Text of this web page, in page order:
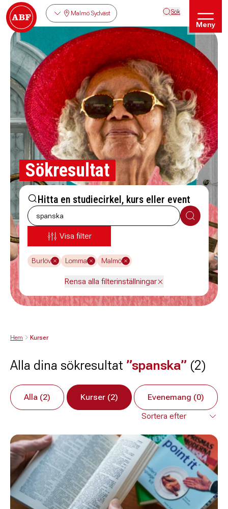
Malmö Sydväst Sök
Meny
Sökresultat
Hitta en studiecirkel, kurs eller event
Sök
Visa filter
Burlöv Lomma Malmö
Rensa alla filterinställningar
Hem Kurser
Alla dina sökresultat ”spanska” (2)
Alla (2) Kurser (2) Evenemang (0)